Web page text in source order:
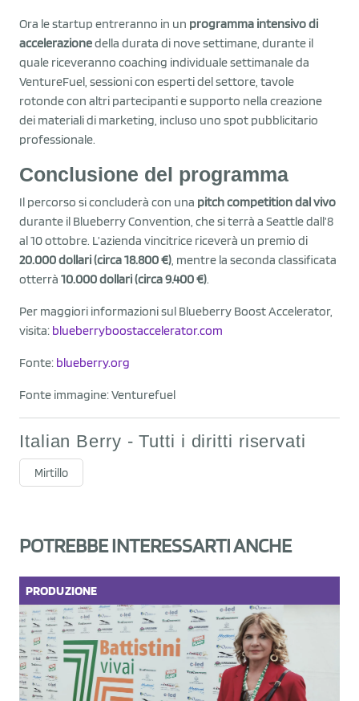
Ora le startup entreranno in un programma intensivo di
accelerazionedella durata di nove settimane, durante il
quale riceveranno coaching individuale settimanale da
VentureFuel, sessioni con esperti del settore, tavole
rotonde con altri partecipanti e supporto nella creazione
dei materiali di marketing, incluso uno spot pubblicitario
professionale.
Conclusione del programma
Il percorso si concluderà con una pitch competition dal vivo
durante il Blueberry Convention, che si terrà a Seattle dall’8
al 10 ottobre. L’azienda vincitrice riceverà un premio di
20.000 dollari (circa 18.800 €) , mentre la seconda classificata
otterrà 10.000 dollari (circa 9.400 €).
Per maggiori informazioni sul Blueberry Boost Accelerator,
visita: blueberryboostaccelerator.com
Fonte: blueberry.org
Fonte immagine: Venturefuel
Italian Berry - Tutti i diritti riservati
Mirtillo
POTREBBE INTERESSARTI ANCHE
PRODUZIONE